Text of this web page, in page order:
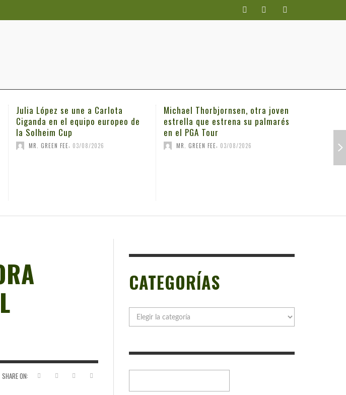
Michael Thorbjornsen, otra joven
estrella que estrena su palmarés
en el PGA Tour
MR. GREEN FEE,03/08/2026
El British vuelve a Japón con ‘Miss
bola amarilla’
MR. GREEN FEE
SHARE ON:
CATEGORÍAS